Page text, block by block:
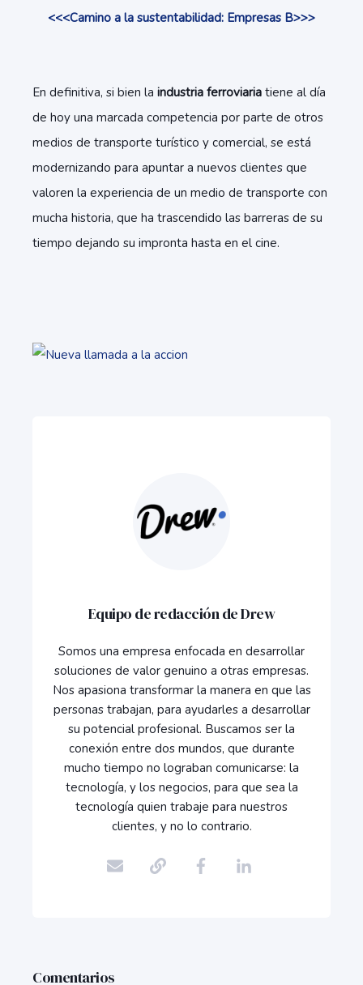
<<<Camino a la sustentabilidad: Empresas B>>>
En definitiva, si bien la industria ferroviaria tiene al día
de hoy una marcada competencia por parte de otros
medios de transporte turístico y comercial, se está
modernizando para apuntar a nuevos clientes que
valoren la experiencia de un medio de transporte con
mucha historia, que ha trascendido las barreras de su
tiempo dejando su impronta hasta en el cine.
Equipo de redacción de Drew
Somos una empresa enfocada en desarrollar
soluciones de valor genuino a otras empresas.
Nos apasiona transformar la manera en que las
personas trabajan, para ayudarles a desarrollar
su potencial profesional. Buscamos ser la
conexión entre dos mundos, que durante
mucho tiempo no lograban comunicarse: la
tecnología, y los negocios, para que sea la
tecnología quien trabaje para nuestros
clientes, y no lo contrario.
Comentarios